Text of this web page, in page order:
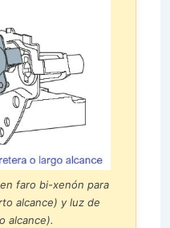
faro bi-xenón para
alcance) y luz de
alcance).